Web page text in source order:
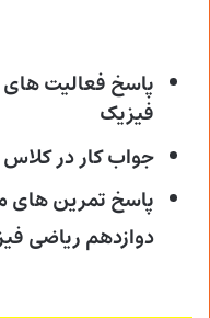
پاسخ فعالیت
فیزیک
جواب کار در کلاس
پاسخ تمرین های
دوازدهم ریاضی